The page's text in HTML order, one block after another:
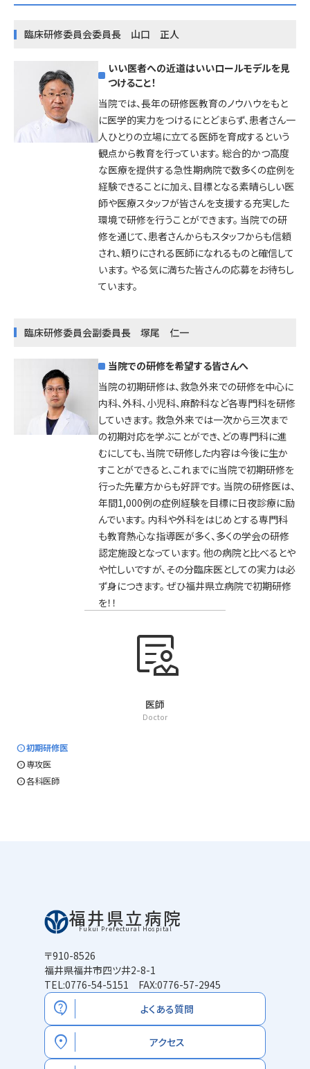
臨床研修委員会委員長 山口 正人
いい医者への近道はいいロールモデルを見
つけること！
当院では、長年の研修医教育のノウハウをもと
に医学的実力をつけるにとどまらず、患者さん一
人ひとりの立場に立てる医師を育成するという
観点から教育を行っています。 総合的かつ高度
な医療を提供する急性期病院で数多くの症例を
経験できることに加え、目標となる素晴らしい医
師や医療スタッフが皆さんを支援する充実した
環境で研修を行うことができます。 当院での研
修を通じて、患者さんからもスタッフからも信頼
され、頼りにされる医師になれるものと確信して
います。 やる気に満ちた皆さんの応募をお待ちし
ています。
臨床研修委員会副委員長 塚尾 仁一
当院での研修を希望する皆さんへ
当院の初期研修は、救急外来での研修を中心に
内科、外科、小児科、麻酔科など各専門科を研修
していきます。 救急外来では一次から三次まで
の初期対応を学ぶことができ、どの専門科に進
むにしても、当院で研修した内容は今後に生か
すことができると、これまでに当院で初期研修を
行った先輩方からも好評です。 当院の研修医は、
年間1,000例の症例経験を目標に日夜診療に励
んでいます。 内科や外科をはじめとする専門科
も教育熱心な指導医が多く、多くの学会の研修
認定施設となっています。 他の病院と比べるとや
や忙しいですが、その分臨床医としての実力は必
ず身につきます。 ぜひ福井県立病院で初期研修
を！！
clinical_notes
医師
Doctor
expand_circle_right初期研修医
expand_circle_right専攻医
expand_circle_right各科医師
福井県立病院
Fukui Prefectural Hospital
〒910-8526
福井県福井市四ツ井2-8-1
TEL:0776-54-5151 FAX:0776-57-2945
contact_support よくある質問
location_on アクセス